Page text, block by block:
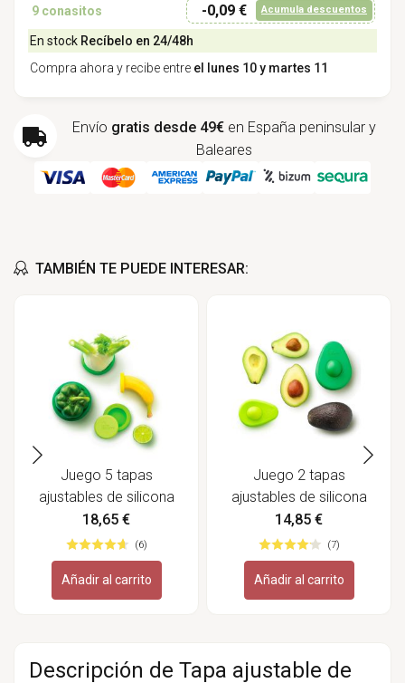
9 conasitos -0,09 € Acumula descuentos
En stock Recíbelo en 24/48h
Compra ahora y recibe entre el lunes 10 y martes 11
Envío gratis desde 49€ en España peninsular y
Baleares
TAMBIÉN TE PUEDE INTERESAR:
Juego 5 tapas
ajustables de silicona
Fresh Greens - Food
Huggers
18,65 €
(6)
Añadir al carrito
Juego 2 tapas
ajustables de silicona
para aguacates - Food
Huggers
14,85 €
(7)
Añadir al carrito
Descripción de Tapa ajustable de